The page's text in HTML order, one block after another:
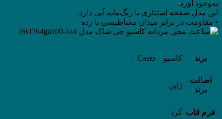
به‌وجود آورد.
این مدل صفحه استتاری با رنگ‌مایه آبی دارد.
• مقاومت در برابر میدان مغناطیسی با رده
ISO764
برند کاسیو – Casio
اصالت
برند
ژاپن
فرم قاب گرد